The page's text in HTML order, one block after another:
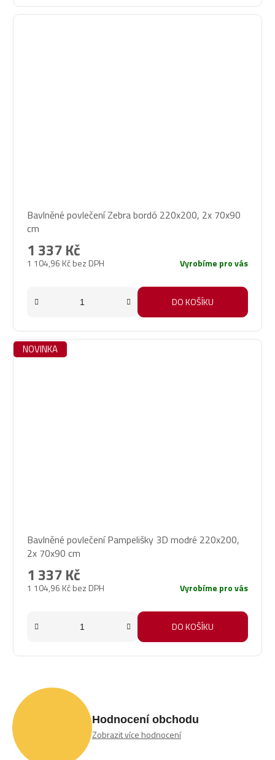
Bavlněné povlečení Zebra bordó 220x200, 2x 70x90
cm
1 104,96 Kč bez DPH
1 337 Kč
Vyrobíme pro vás
DO KOŠÍKU
NOVINKA
Bavlněné povlečení Pampelišky 3D modré 220x200,
2x 70x90 cm
1 104,96 Kč bez DPH
1 337 Kč
Vyrobíme pro vás
DO KOŠÍKU
Hodnocení obchodu
Zobrazit více hodnocení